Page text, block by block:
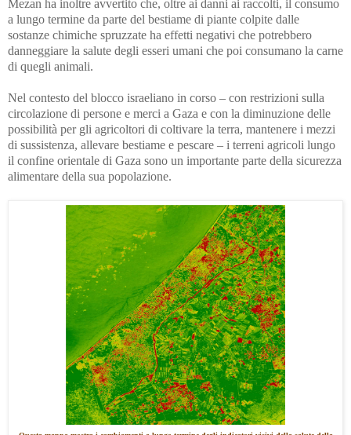
Mezan ha inoltre avvertito che, oltre ai danni ai raccolti, il consumo
a lungo termine da parte del bestiame di piante colpite dalle
sostanze chimiche spruzzate ha effetti negativi che potrebbero
danneggiare la salute degli esseri umani che poi consumano la carne
di quegli animali.
Nel contesto del blocco israeliano in corso – con restrizioni sulla
circolazione di persone e merci a Gaza e con la diminuzione delle
possibilità per gli agricoltori di coltivare la terra, mantenere i mezzi
di sussistenza, allevare bestiame e pescare – i terreni agricoli lungo
il confine orientale di Gaza sono un importante parte della sicurezza
alimentare della sua popolazione.